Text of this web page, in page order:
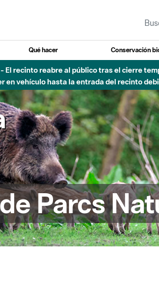
Qué hacer Conservación
El recinto reabre al público tras el cierre
vehículo hasta la entrada del recinto
Parcs